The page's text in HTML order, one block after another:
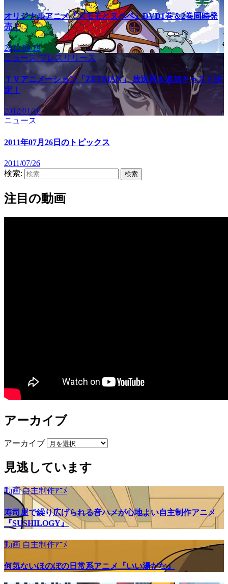
オリジナルアニメ『ズモモとヌペペ』DVD1巻＆2巻同時発
売！
2012/09/19
ニュース プレスリリース
ＴＶアニメーション「ZETMAN」 放送局＆追加キャスト決
定！
2012/01/10
ニュース
2011年07月26日のトピックス
2011/07/26
検索:
注目の動画
アーカイブ
アーカイブ
見逃しています
動画自主制作ｱﾆﾒ
寿司屋で繰り広げられる音ハメが心地よい自主制作アニメ
『SUSHILOGY』
動画 自主制作ｱﾆﾒ
何気ないほのぼの日常系アニメ『いい湯だな』